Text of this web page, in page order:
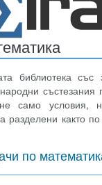
библиотека със
състезания
само условия,
разделени както по
по